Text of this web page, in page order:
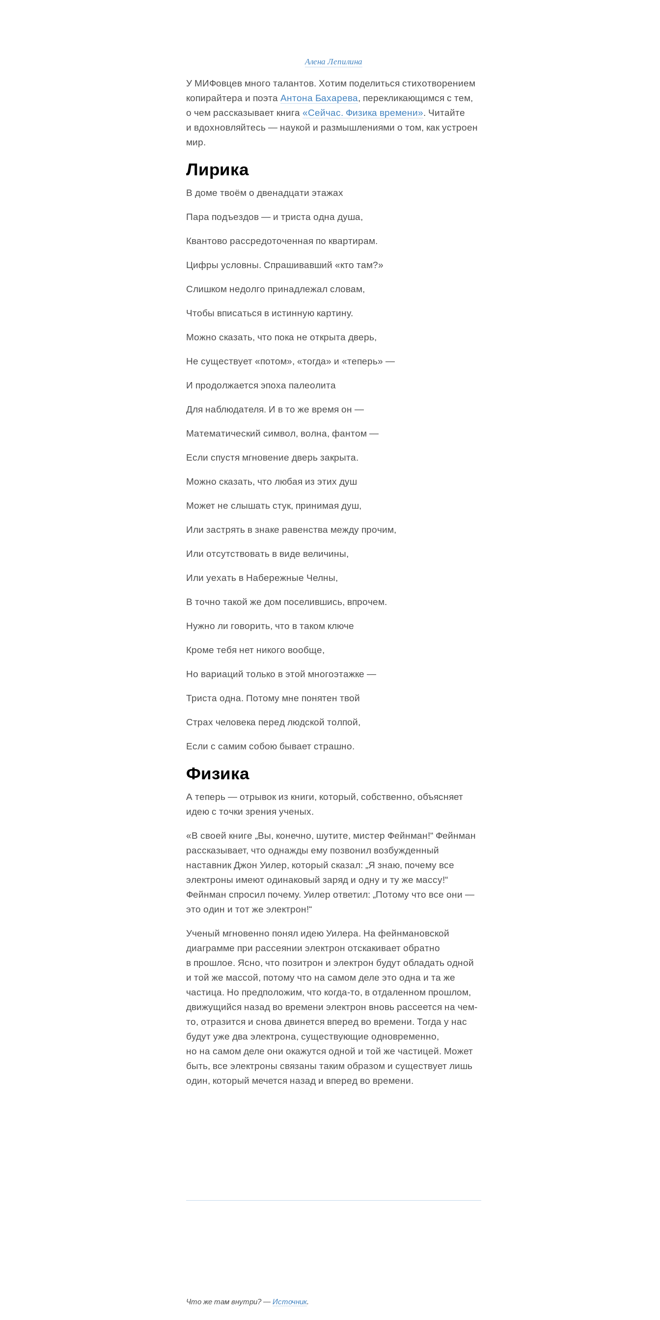
Алена Лепилина
У МИФовцев много талантов. Хотим поделиться стихотворением
копирайтера и поэта Антона Бахарева, перекликающимся с тем,
о чем рассказывает книга «Сейчас. Физика времени». Читайте
и вдохновляйтесь — наукой и размышлениями о том, как устроен
мир.
Лирика
В доме твоём о двенадцати этажах
Пара подъездов — и триста одна душа,
Квантово рассредоточенная по квартирам.
Цифры условны. Спрашивавший «кто там?»
Слишком недолго принадлежал словам,
Чтобы вписаться в истинную картину.
Можно сказать, что пока не открыта дверь,
Не существует «потом», «тогда» и «теперь» —
И продолжается эпоха палеолита
Для наблюдателя. И в то же время он —
Математический символ, волна, фантом —
Если спустя мгновение дверь закрыта.
Можно сказать, что любая из этих душ
Может не слышать стук, принимая душ,
Или застрять в знаке равенства между прочим,
Или отсутствовать в виде величины,
Или уехать в Набережные Челны,
В точно такой же дом поселившись, впрочем.
Нужно ли говорить, что в таком ключе
Кроме тебя нет никого вообще,
Но вариаций только в этой многоэтажке —
Триста одна. Потому мне понятен твой
Страх человека перед людской толпой,
Если с самим собою бывает страшно.
Физика
А теперь — отрывок из книги, который, собственно, объясняет
идею с точки зрения ученых.
«В своей книге „Вы, конечно, шутите, мистер Фейнман!“ Фейнман
рассказывает, что однажды ему позвонил возбужденный
наставник Джон Уилер, который сказал: „Я знаю, почему все
электроны имеют одинаковый заряд и одну и ту же массу!“
Фейнман спросил почему. Уилер ответил: „Потому что все они —
это один и тот же электрон!“
Ученый мгновенно понял идею Уилера. На фейнмановской
диаграмме при рассеянии электрон отскакивает обратно
в прошлое. Ясно, что позитрон и электрон будут обладать одной
и той же массой, потому что на самом деле это одна и та же
частица. Но предположим, что когда-то, в отдаленном прошлом,
движущийся назад во времени электрон вновь рассеется на чем-
то, отразится и снова двинется вперед во времени. Тогда у нас
будут уже два электрона, существующие одновременно,
но на самом деле они окажутся одной и той же частицей. Может
быть, все электроны связаны таким образом и существует лишь
один, который мечется назад и вперед во времени.
Что же там внутри? — Источник.